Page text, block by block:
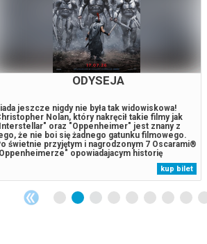
ODYSEJA
jeszcze nigdy nie była tak widowiskowa!
Nolan, który nakręcił takie filmy jak
oraz "Oppenheimer" jest znany z
że nie boi się żadnego gatunku filmowego.
świetnie przyjętym i nagrodzonym 7 Oscarami®
opowiadajacym historię
powstania pierwszej bomby atomowej, teraz
reżyser pracuje nad adaptacją "Odysei". To
autorstwa Homera uznawana za...
kup bilet